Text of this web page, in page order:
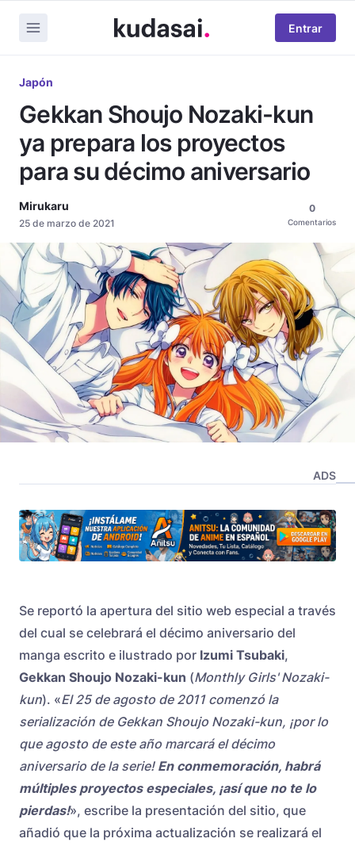
Entrar
Japón
Gekkan Shoujo Nozaki-kun
ya prepara los proyectos
para su décimo aniversario
Mirukaru
25 de marzo de 2021
0
Comentarios
ADS
Se reportó la apertura del sitio web especial a través
del cual se celebrará el décimo aniversario del
manga escrito e ilustrado por Izumi Tsubaki,
Gekkan Shoujo Nozaki-kun (Monthly Girls' Nozaki-
kun). «El 25 de agosto de 2011 comenzó la
serialización de Gekkan Shoujo Nozaki-kun, ¡por lo
que agosto de este año marcará el décimo
aniversario de la serie!En conmemoración, habrá
múltiples proyectos especiales, ¡así que no te lo
pierdas!», escribe la presentación del sitio, que
añadió que la próxima actualización se realizará el